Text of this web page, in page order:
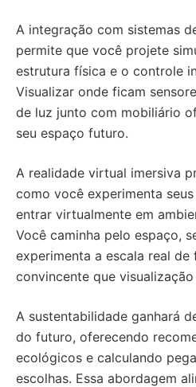
A integração com sistemas
permite que você projete
estrutura física e o controle
Visualizar onde ficam
de luz junto com mobiliário
seu espaço futuro.
A realidade virtual imersiva
como você experimenta
entrar virtualmente em
Você caminha pelo espaço,
experimenta a escala real
convincente que
A sustentabilidade ganhará
do futuro, oferecendo
ecológicos e calculando
escolhas. Essa abordagem